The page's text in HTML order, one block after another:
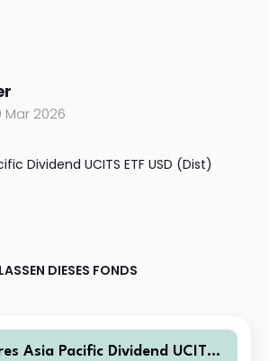
Mar 2026
Dividend UCITS ETF USD (Dist)
DIESES FONDS
Asia Pacific Dividend UCITS